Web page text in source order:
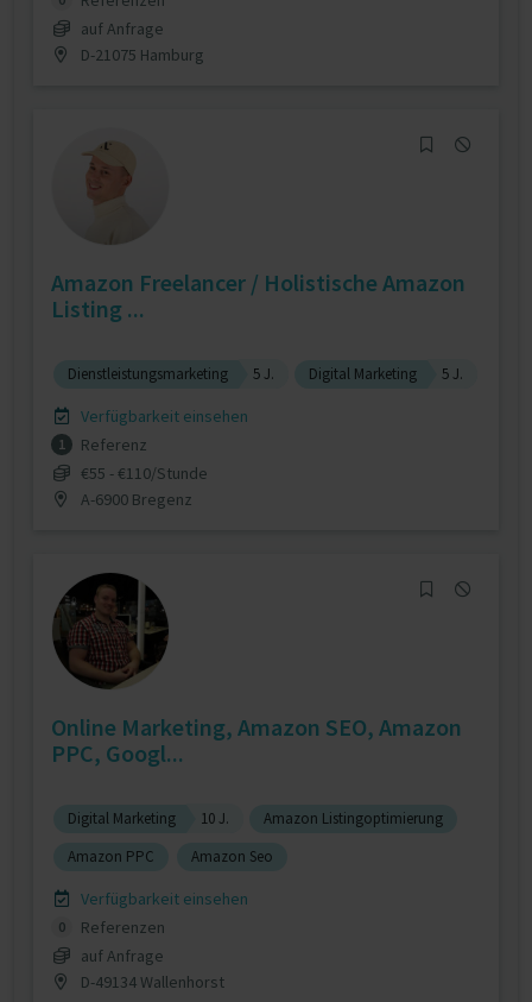
auf Anfrage
D-21075 Hamburg
Amazon Freelancer / Holistische Amazon
Listing ...
Dienstleistungsmarketing 5 J. Digital Marketing 5 J.
Verfügbarkeit einsehen
1
Referenz
€55 - €110/Stunde
A-6900 Bregenz
Online Marketing, Amazon SEO, Amazon
PPC, Googl...
Digital Marketing 10 J.
Amazon Listingoptimierung
Amazon PPC
Amazon Seo
Verfügbarkeit einsehen
0
Referenzen
auf Anfrage
D-49134 Wallenhorst